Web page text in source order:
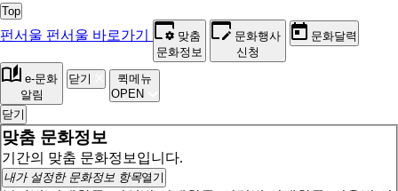
Top
펀서울 펀서울 바로가기
맞춤
문화정보
문화행사
신청
문화달력
e-문화
알림
닫기
퀵메뉴
OPEN
닫기
맞춤 문화정보
기간의 맞춤 문화정보입니다.
내가 설정한 문화정보 항목열기